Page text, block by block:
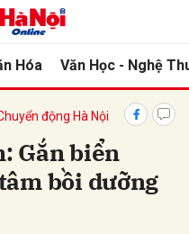
Hóa Văn Học - Nghệ
động Hà Nội
Gắn biển
bồi dưỡng